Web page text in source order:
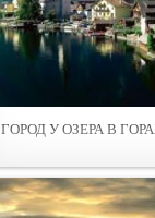
ГОРОД У ОЗЕРА В